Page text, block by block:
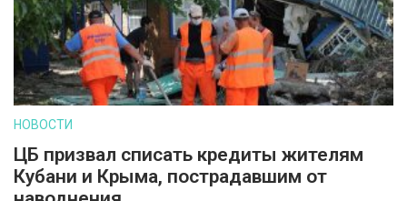
НОВОСТИ
ЦБ призвал списать кредиты жителям
Кубани и Крыма, пострадавшим от